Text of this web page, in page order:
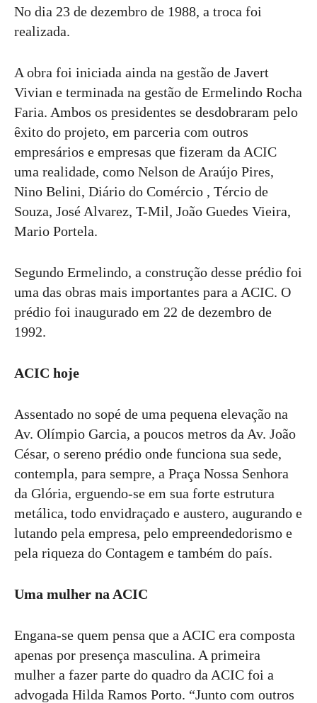
No dia 23 de dezembro de 1988, a troca foi
realizada.
A obra foi iniciada ainda na gestão de Javert
Vivian e terminada na gestão de Ermelindo Rocha
Faria. Ambos os presidentes se desdobraram pelo
êxito do projeto, em parceria com outros
empresários e empresas que fizeram da ACIC
uma realidade, como Nelson de Araújo Pires,
Nino Belini, Diário do Comércio , Tércio de
Souza, José Alvarez, T-Mil, João Guedes Vieira,
Mario Portela.
Segundo Ermelindo, a construção desse prédio foi
uma das obras mais importantes para a ACIC. O
prédio foi inaugurado em 22 de dezembro de
1992.
ACIC hoje
Assentado no sopé de uma pequena elevação na
Av. Olímpio Garcia, a poucos metros da Av. João
César, o sereno prédio onde funciona sua sede,
contempla, para sempre, a Praça Nossa Senhora
da Glória, erguendo-se em sua forte estrutura
metálica, todo envidraçado e austero, augurando e
lutando pela empresa, pelo empreendedorismo e
pela riqueza do Contagem e também do país.
Uma mulher na ACIC
Engana-se quem pensa que a ACIC era composta
apenas por presença masculina. A primeira
mulher a fazer parte do quadro da ACIC foi a
advogada Hilda Ramos Porto. “Junto com outros